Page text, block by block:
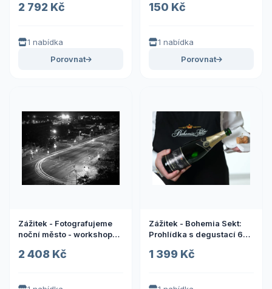
2 792 Kč
1 nabídka
Porovnat
Plzeňském kraji? Vyrazte
150 Kč
1 nabídka
Porovnat
Zážitek - Fotografujeme
noční město - workshop
za zážitky
2 408 Kč
Zážitek - Bohemia Sekt:
Prohlídka s degustací 6
Plzeňském kraji? Vyrazte
1 399 Kč